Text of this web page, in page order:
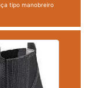
tipo manobreiro